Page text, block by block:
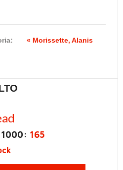
« Morissette, Alanis
1000: 165